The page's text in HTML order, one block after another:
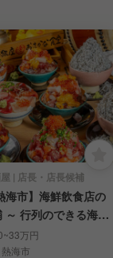
| 店長・店長候補
海市】海鮮飲食店の
～ 行列のできる海鮮
～万円
海市